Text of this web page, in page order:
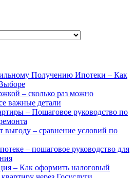
Получению Ипотеки – Как
– сколько раз можно
важные детали
– Пошаговое руководство по
выгоду – сравнение условий по
– пошаговое руководство для
– Как оформить налоговый